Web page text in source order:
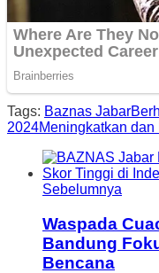
Tags: Baznas Jabar
2024Meningkatkan
Sebelumnya
Waspada
Bandung
Bencana